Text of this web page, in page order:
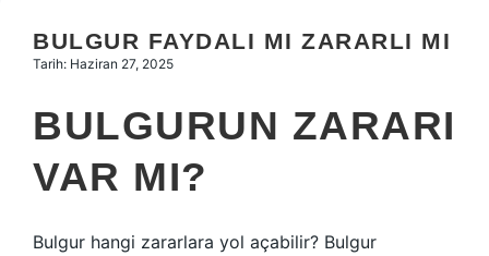
Hakkımızda
BULGUR FAYDALI MI ZARARLI MI
Tarih: Haziran 27, 2025
BULGURUN ZARARI
VAR MI?
Bulgur hangi zararlara yol açabilir? Bulgur